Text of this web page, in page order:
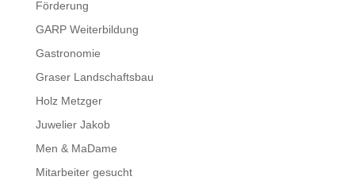
Förderung
GARP Weiterbildung
Gastronomie
Graser Landschaftsbau
Holz Metzger
Juwelier Jakob
Men & MaDame
Mitarbeiter gesucht